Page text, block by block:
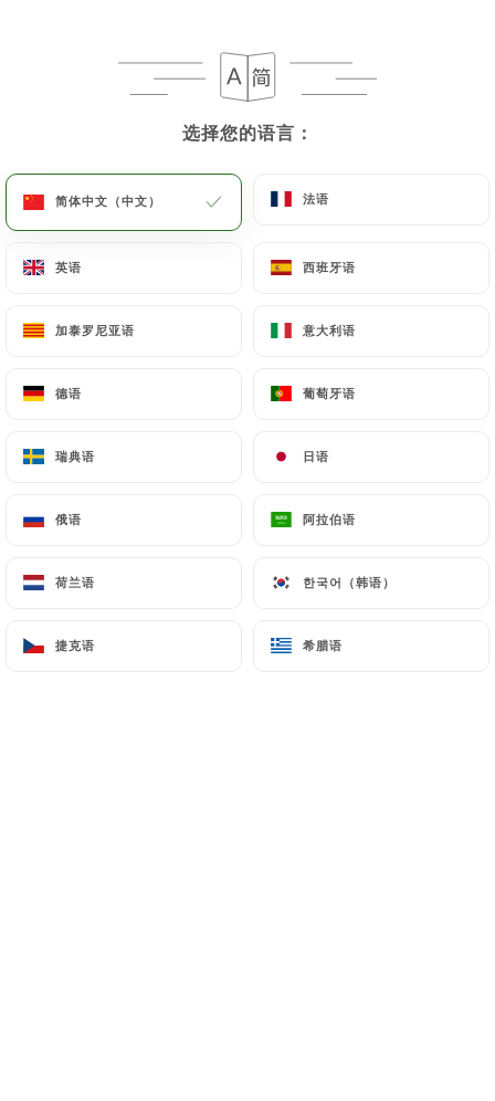
选择您的语言：
简体中文（中文） 法语
英语 西班牙语
加泰罗尼亚语 意大利语
德语 葡萄牙语
瑞典语 日语
俄语 阿拉伯语
荷兰语 한국어（韩语）
捷克语 希腊语
选择您的语言：
简体中文（中文） 法语
英语 西班牙语
加泰罗尼亚语 意大利语
德语 葡萄牙语
瑞典语 日语
俄语 阿拉伯语
荷兰语 한국어（韩语）
捷克语 希腊语